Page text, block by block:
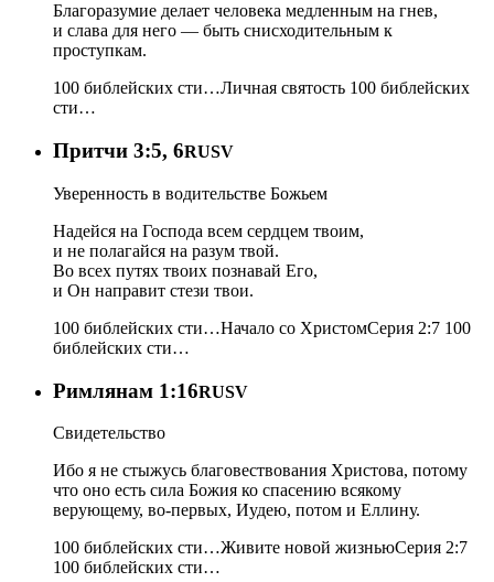
Благоразумие делает человека медленным на гнев,
и слава для него — быть снисходительным к
проступкам.
100 библейских сти…Личная святость 100 библейских
сти…
Притчи 3:5, 6RUSV
Уверенность в водительстве Божьем
Надейся на Господа всем сердцем твоим,
и не полагайся на разум твой.
Во всех путях твоих познавай Его,
и Он направит стези твои.
100 библейских сти…Начало со ХристомСерия 2:7 100
библейских сти…
Римлянам 1:16RUSV
Свидетельство
Ибо я не стыжусь благовествования Христова, потому
что оно есть сила Божия ко спасению всякому
верующему, во-первых, Иудею, потом и Еллину.
100 библейских сти…Живите новой жизньюСерия 2:7
100 библейских сти…